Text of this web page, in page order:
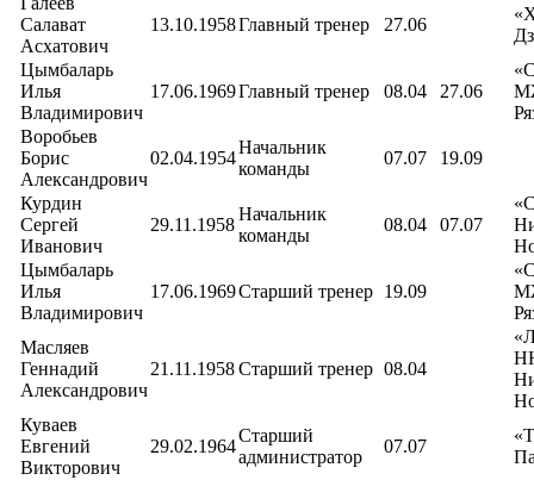
Салават
Асхатович
13.10.1958Главный тренер 27.06
Цымбаларь
Илья
Владимирович
17.06.1969Главный тренер 08.04 27.06
Воробьев
Борис
Александрович
02.04.1954
Начальник
команды
07.07 19.09
Курдин
Сергей
Иванович
29.11.1958
Начальник
команды
08.04 07.07
Цымбаларь
Илья
Владимирович
17.06.1969Старший тренер 19.09
Масляев
Геннадий
Александрович
21.11.1958Старший тренер 08.04
Куваев
Евгений
Викторович
29.02.1964
Старший
администратор
07.07